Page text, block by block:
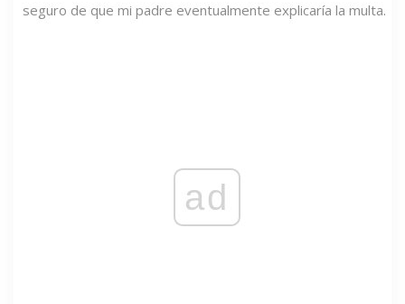
seguro de que mi padre eventualmente explicaría la multa.
ad